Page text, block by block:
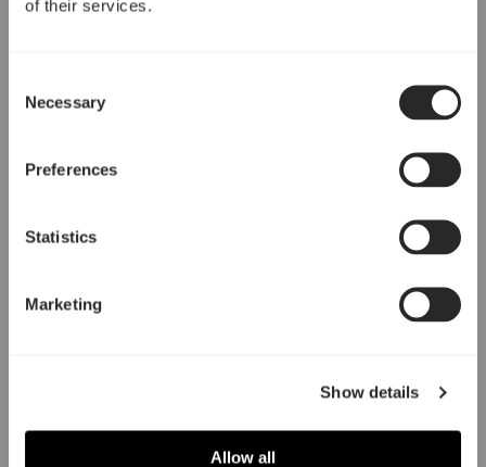
of their services.
Selection
Necessary
Preferences
Statistics
Marketing
Show details
Allow all